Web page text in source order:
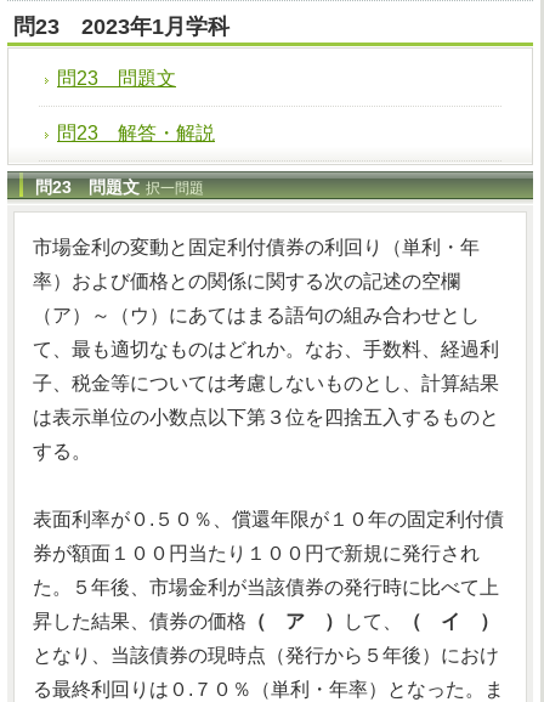
問23 2023年1月学科
問23 問題文
問23 解答・解説
問23 問題文 択一問題
市場金利の変動と固定利付債券の利回り（単利・年
率）および価格との関係に関する次の記述の空欄
（ア）～（ウ）にあてはまる語句の組み合わせとし
て、最も適切なものはどれか。なお、手数料、経過利
子、税金等については考慮しないものとし、計算結果
は表示単位の小数点以下第３位を四捨五入するものと
する。
表面利率が０.５０％、償還年限が１０年の固定利付債
券が額面１００円当たり１００円で新規に発行され
た。５年後、市場金利が当該債券の発行時に比べて上
昇した結果、債券の価格 （ ア ） して、
（ イ ）
となり、当該債券の現時点（発行から５年後）におけ
る最終利回りは０.７０％（単利・年率）となった。ま